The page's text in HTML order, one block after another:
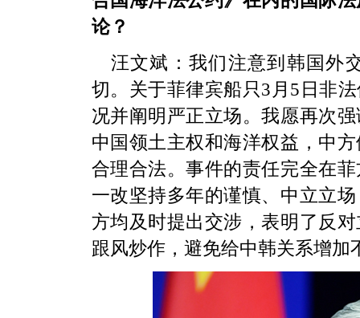
论？
汪文斌： 我们注意到韩国外
切。关于菲律宾船只3月5日非
况并阐明严正立场。我愿再次
中国领土主权和海洋权益，中
合理合法。事件的责任完全在
一改坚持多年的谨慎、中立立
方均及时提出交涉，表明了反
跟风炒作，避免给中韩关系增加